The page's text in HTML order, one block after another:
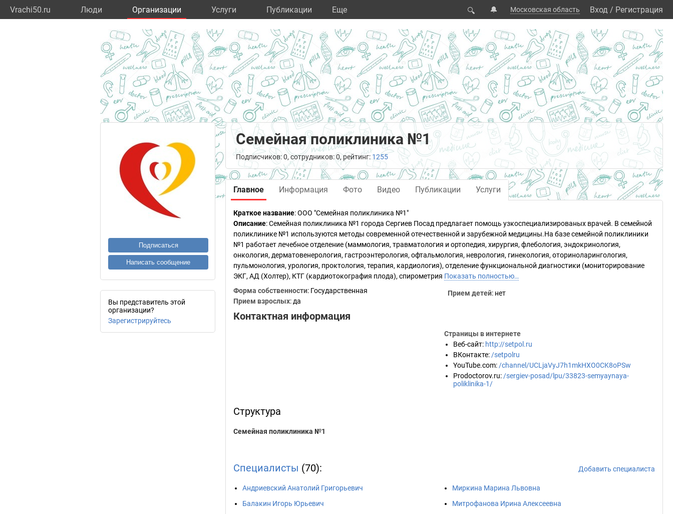
Vrachi50.ru Люди Организации Услуги Публикации Eще 🔍 🔔 Московская область Вход / Регистрация
Подписаться
Написать сообщение
Вы представитель этой
организации?
Зарегистрируйтесь
Семейная поликлиника №1
Подписчиков: 0, сотрудников: 0, рейтинг: 1255
Главное Информация Фото Видео Публикации Услуги
Краткое название:ООО "Семейная поликлиника №1"
Описание: Семейная поликлиника №1 города Сергиев Посад предлагает помощь узкоспециализированых врачей. В семейной
поликлинике №1 используются методы современной отечественной и зарубежной медицины.На базе семейной поликлиники
№1 работает лечебное отделение (маммология, травматология и ортопедия, хирургия, флебология, эндокринология,
онкология, дерматовенерология, гастроэнтерология, офтальмология, неврология, гинекология, оториноларингология,
пульмонология, урология, проктология, терапия, кардиология), отделение функциональной диагностики (мониторирование
ЭКГ, АД (Холтер), КТГ (кардиотокография плода), спирометрия Показать полностью…
Форма собственности: Государственная
Прием взрослых: да
Прием детей: нет
Контактная информация
Страницы в интернете
Веб-сайт: http://setpol.ru
ВКонтакте: /setpolru
YouTube.com: /channel/UCLjaVyJ7h1mkHXO0CK8oPSw
Prodoctorov.ru: /sergiev-posad/lpu/33823-semyaynaya-
poliklinika-1/
Структура
Семейная поликлиника №1
Специалисты (70): Добавить специалиста
Андриевский Анатолий Григорьевич
Балакин Игорь Юрьевич
Миркина Марина Львовна
Митрофанова Ирина Алексеевна